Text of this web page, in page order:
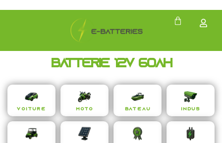
batterie 12v 60ah
Voiture Moto Bateau Indus